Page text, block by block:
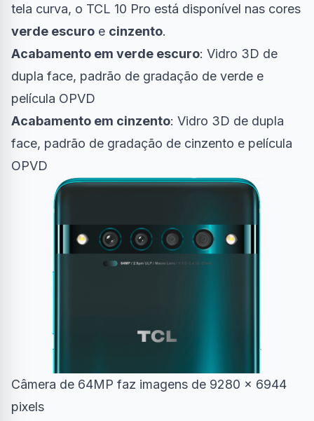
tela curva, o TCL 10 Pro está disponível nas cores
verde escuro e cinzento.
Acabamento em verde escuro: Vidro 3D de
dupla face, padrão de gradação de verde e
película OPVD
Acabamento em cinzento: Vidro 3D de dupla
face, padrão de gradação de cinzento e película
OPVD
Câmera de 64MP faz imagens de 9280 x 6944
pixels